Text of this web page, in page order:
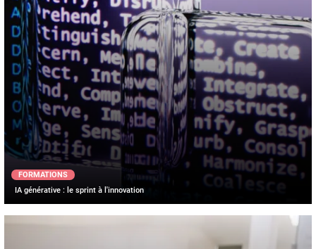
FORMATIONS
IA générative : le sprint à l'innovation